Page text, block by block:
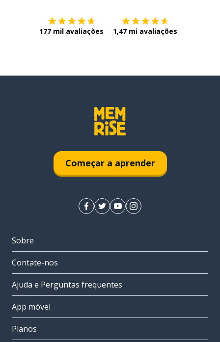
177 mil avaliações 1,47 mi avaliações
Começar a aprender
Sobre
Contate-nos
Ajuda e Perguntas frequentes
App móvel
Planos